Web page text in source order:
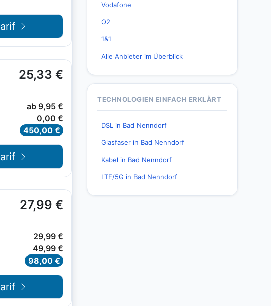
Vodafone
O2
1&1
Alle Anbieter im Überblick
TECHNOLOGIEN EINFACH ERKLÄRT
DSL in Bad Nenndorf
Glasfaser in Bad Nenndorf
Kabel in Bad Nenndorf
LTE/5G in Bad Nenndorf